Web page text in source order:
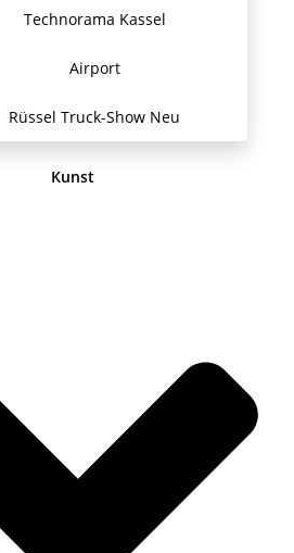
Technorama Kassel
Airport
Rüssel Truck-Show Neu
Kunst